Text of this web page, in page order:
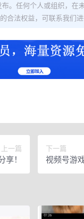
。任何个人或组织，
合法权益，可联系我们进
上一篇
！
下一篇
视频号游
几百